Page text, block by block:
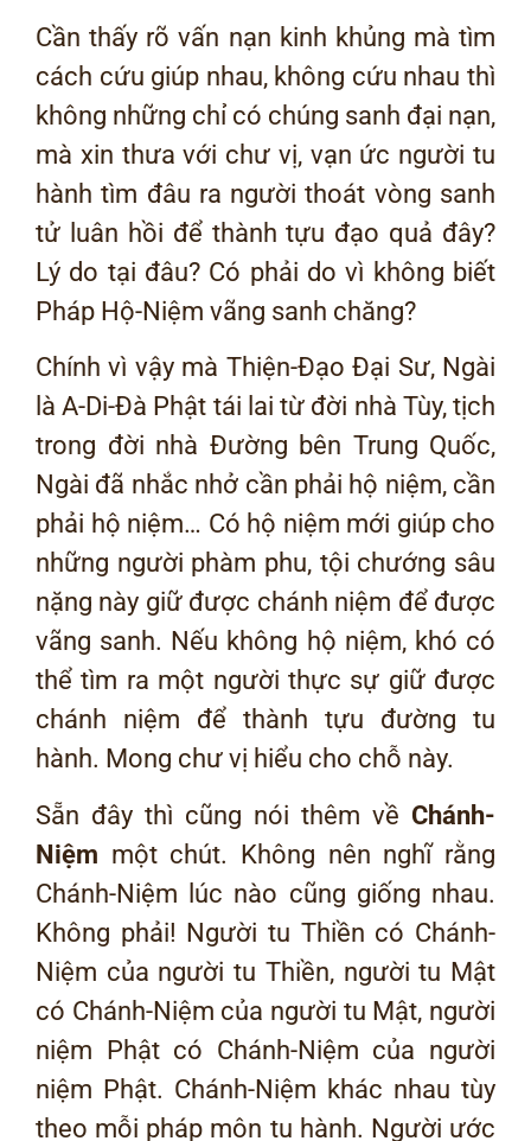
Cần thấy rõ vấn nạn kinh khủng mà tìm
cách cứu giúp nhau, không cứu nhau thì
không những chỉ có chúng sanh đại nạn,
mà xin thưa với chư vị, vạn ức người tu
hành tìm đâu ra người thoát vòng sanh
tử luân hồi để thành tựu đạo quả đây?
Lý do tại đâu? Có phải do vì không biết
Pháp Hộ-Niệm vãng sanh chăng?
Chính vì vậy mà Thiện-Đạo Đại Sư, Ngài
là A-Di-Đà Phật tái lai từ đời nhà Tùy, tịch
trong đời nhà Đường bên Trung Quốc,
Ngài đã nhắc nhở cần phải hộ niệm, cần
phải hộ niệm… Có hộ niệm mới giúp cho
những người phàm phu, tội chướng sâu
nặng này giữ được chánh niệm để được
vãng sanh. Nếu không hộ niệm, khó có
thể tìm ra một người thực sự giữ được
chánh niệm để thành tựu đường tu
hành. Mong chư vị hiểu cho chỗ này.
Sẵn đây thì cũng nói thêm về Chánh-
Niệm một chút. Không nên nghĩ rằng
Chánh-Niệm lúc nào cũng giống nhau.
Không phải! Người tu Thiền có Chánh-
Niệm của người tu Thiền, người tu Mật
có Chánh-Niệm của người tu Mật, người
niệm Phật có Chánh-Niệm của người
niệm Phật. Chánh-Niệm khác nhau tùy
theo mỗi pháp môn tu hành. Người ước